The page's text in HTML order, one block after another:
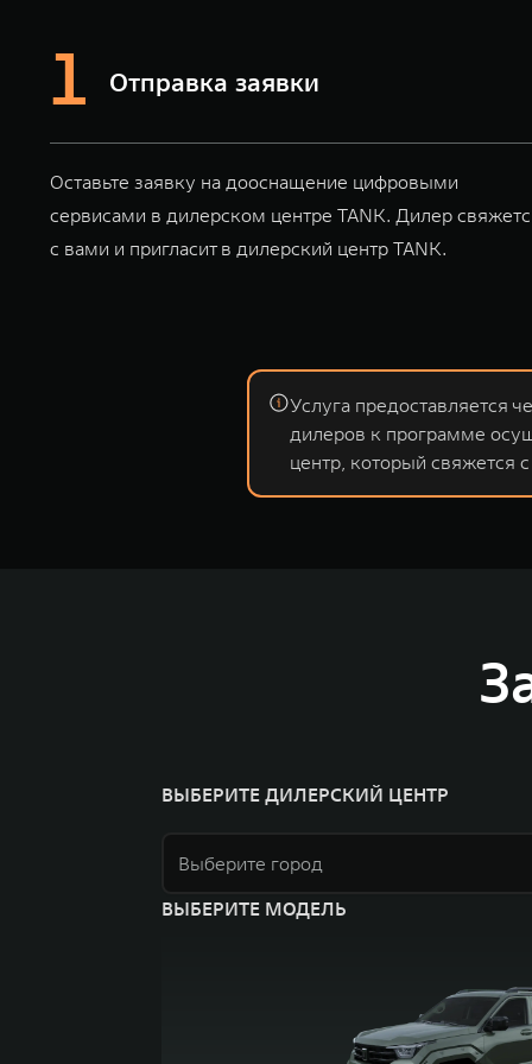
Отправка заявки
Оставьте заявку на дооснащение цифровыми
сервисами в дилерском центре TANK. Дилер
с вами и пригласит в дилерский центр TANK.
Услуга предоставляется
дилеров к программе
центр, который свяжется
ВЫБЕРИТЕ МОДЕЛЬ
ВЫБЕРИТЕ ДИЛЕРСКИЙ ЦЕНТР
Выберите город